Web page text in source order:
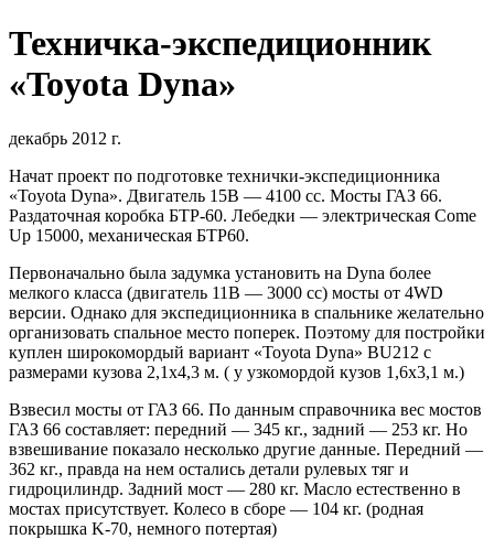
Техничка-экспедиционник
«Toyota Dyna»
декабрь 2012 г.
Начат проект по подготовке технички-экспедиционника
«Toyota Dyna». Двигатель 15В — 4100 сс. Мосты ГАЗ 66.
Раздаточная коробка БТР-60. Лебедки — электрическая Come
Up 15000, механическая БТР60.
Первоначально была задумка установить на Dyna более
мелкого класса (двигатель 11В — 3000 сс) мосты от 4WD
версии. Однако для экспедиционника в спальнике желательно
организовать спальное место поперек. Поэтому для постройки
куплен широкомордый вариант «Toyota Dyna» BU212 с
размерами кузова 2,1х4,3 м. ( у узкомордой кузов 1,6х3,1 м.)
Взвесил мосты от ГАЗ 66. По данным справочника вес мостов
ГАЗ 66 составляет: передний — 345 кг., задний — 253 кг. Но
взвешивание показало несколько другие данные. Передний —
362 кг., правда на нем остались детали рулевых тяг и
гидроцилиндр. Задний мост — 280 кг. Масло естественно в
мостах присутствует. Колесо в сборе — 104 кг. (родная
покрышка K-70, немного потертая)